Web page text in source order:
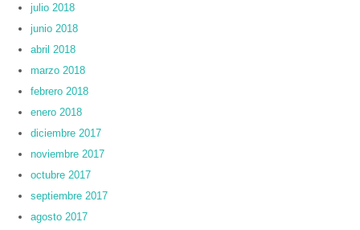
julio 2018
junio 2018
abril 2018
marzo 2018
febrero 2018
enero 2018
diciembre 2017
noviembre 2017
octubre 2017
septiembre 2017
agosto 2017